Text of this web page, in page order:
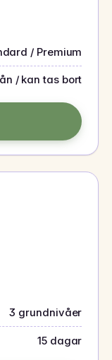
/ Premium
/ kan tas bort
3 grundnivåer
15 dagar